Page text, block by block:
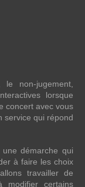
non-jugement,
lorsque
concert avec vous
service qui répond
démarche qui
à faire les choix
travailler de
certains